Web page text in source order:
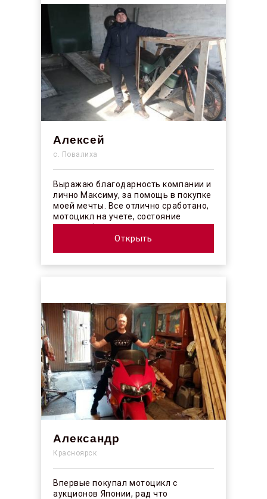
Алексей
с. Повалиха
Выражаю благодарность компании и
лично Максиму, за помощь в покупке
моей мечты. Все отлично сработано,
мотоцикл на учете, состояние
отличное! ...
Открыть
Александр
Красноярск
Впервые покупал мотоцикл с
аукционов Японии, рад что